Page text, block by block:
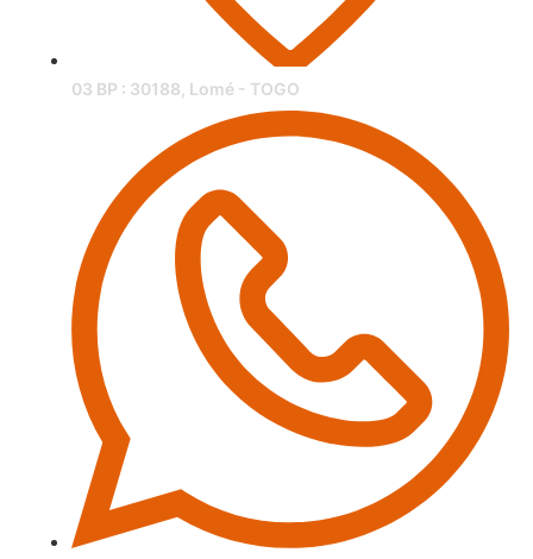
03 BP : 30188, Lomé - TOGO